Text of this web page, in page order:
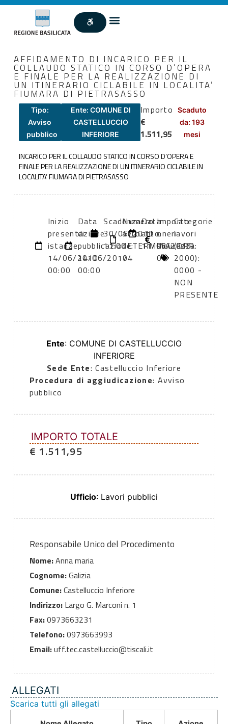
AFFIDAMENTO DI INCARICO PER IL
COLLAUDO STATICO IN CORSO D’OPERA
E FINALE PER LA REALIZZAZIONE DI
UN ITINERARIO CICLABILE IN LOCALITA’
FIUMARA DI PIETRASASSO
Tipo:
Avviso
pubblico
Ente: COMUNE DI
CASTELLUCCIO
INFERIORE
Importo
€
1.511,95
Scaduto
da: 193
mesi
INCARICO PER IL COLLAUDO STATICO IN CORSO D’OPERA E
FINALE PER LA REALIZZAZIONE DI UN ITINERARIO CICLABILE IN
LOCALITA’ FIUMARA DI PIETRASASSO
Inizio
presentazione
istanze:
14/06/2010
00:00
Data
di
pubblicazione:
14/06/2010
00:00
Scadenza:
30/06/2010
11:00
Numero
atto:
dETERMINA
74
Data
atto:
11/06/2010
Importo
oneri
sicurezza:
0
Categorie
lavori
(DPR
2000):
0000 -
NON
PRESENTE
Ente: COMUNE DI CASTELLUCCIO
INFERIORE
Sede Ente: Castelluccio Inferiore
Procedura di aggiudicazione: Avviso
pubblico
IMPORTO TOTALE
€ 1.511,95
Ufficio: Lavori pubblici
Responsabile Unico del Procedimento
Nome:Anna maria
Cognome:Galizia
Comune:Castelluccio Inferiore
Indirizzo:Largo G. Marconi n. 1
Fax:0973663231
Telefono:0973663993
Email:uff.tec.castelluccio@tiscali.it
ALLEGATI
Scarica tutti gli allegati